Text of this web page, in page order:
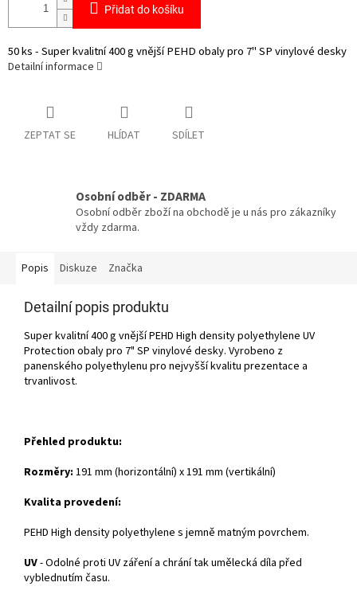
Přidat do košíku
50 ks - Super kvalitní 400 g vnější PEHD obaly pro 7" SP vinylové desky
Detailní informace
ZEPTAT SE HLÍDAT SDÍLET
Osobní odběr - ZDARMA
Osobní odběr zboží na obchodě je u nás pro zákazníky
vždy zdarma.
Popis Diskuze Značka
Detailní popis produktu
Super kvalitní 400 g vnější PEHD High density polyethylene UV
Protection obaly pro 7" SP vinylové desky. Vyrobeno z
panenského polyethylenu pro nejvyšší kvalitu prezentace a
trvanlivost.
Přehled produktu:
Rozměry: 191 mm (horizontální) x 191 mm (vertikální)
Kvalita provedení:
PEHD High density polyethylene s jemně matným povrchem.
UV- Odolné proti UV záření a chrání tak umělecká díla před
vyblednutím času.